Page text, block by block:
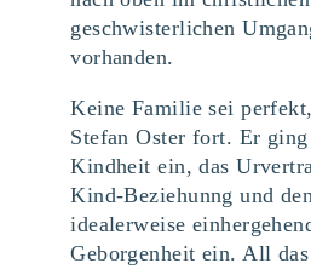
geschwisterlichen
vorhanden.
Keine Familie sei
Stefan Oster fort. Er
Kindheit ein, das
Kind-Beziehunng und
idealerweise
Geborgenheit ein. All